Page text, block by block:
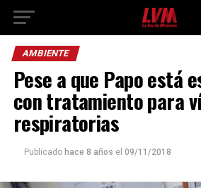
AMBIENTE
Pese a que Papo está
con tratamiento para
respiratorias
Publicado hace 8 años el 09/11/2018